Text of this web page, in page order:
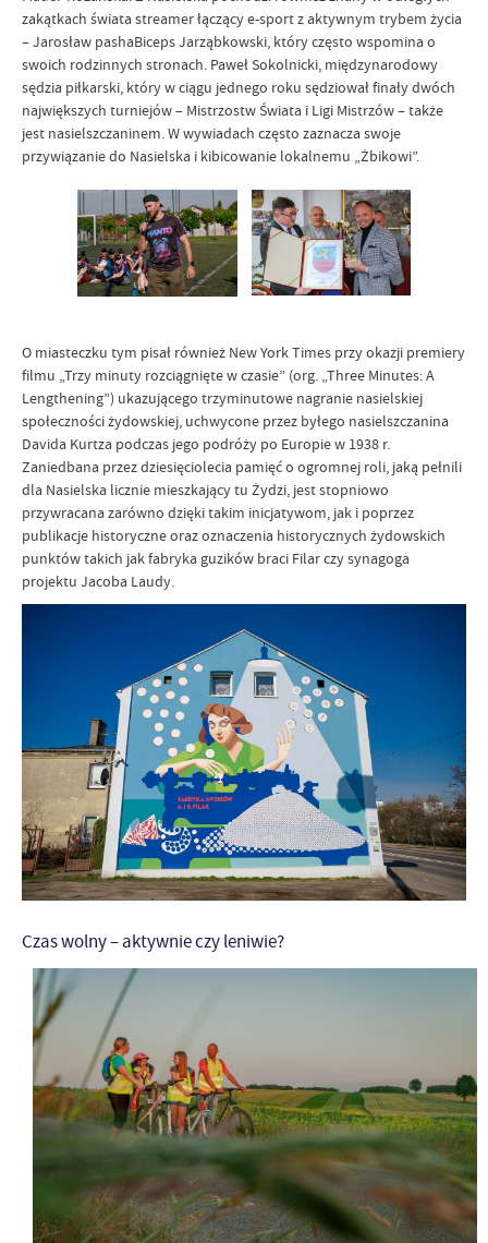
zakątkach świata streamer łączący e-sport z aktywnym trybem życia
– Jarosław pashaBiceps Jarząbkowski, który często wspomina o
swoich rodzinnych stronach. Paweł Sokolnicki, międzynarodowy
sędzia piłkarski, który w ciągu jednego roku sędziował finały dwóch
największych turniejów – Mistrzostw Świata i Ligi Mistrzów – także
jest nasielszczaninem. W wywiadach często zaznacza swoje
przywiązanie do Nasielska i kibicowanie lokalnemu „Żbikowi”.
O miasteczku tym pisał również New York Times przy okazji premiery
filmu „Trzy minuty rozciągnięte w czasie” (org. „Three Minutes: A
Lengthening”) ukazującego trzyminutowe nagranie nasielskiej
społeczności żydowskiej, uchwycone przez byłego nasielszczanina
Davida Kurtza podczas jego podróży po Europie w 1938 r.
Zaniedbana przez dziesięciolecia pamięć o ogromnej roli, jaką pełnili
dla Nasielska licznie mieszkający tu Żydzi, jest stopniowo
przywracana zarówno dzięki takim inicjatywom, jak i poprzez
publikacje historyczne oraz oznaczenia historycznych żydowskich
punktów takich jak fabryka guzików braci Filar czy synagoga
projektu Jacoba Laudy.
Czas wolny – aktywnie czy leniwie?